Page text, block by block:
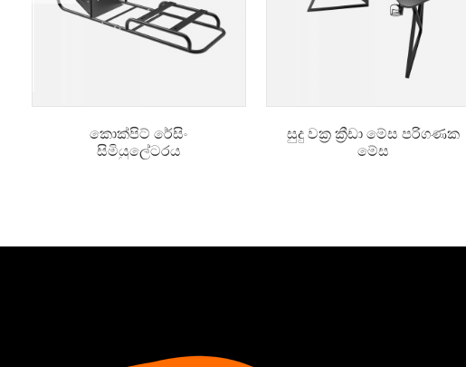
කොක්පිට් රේසිං
සිමියුලේටරය
සුදු වක්‍ර ක්‍රීඩා මේස පරිගණක
මේස